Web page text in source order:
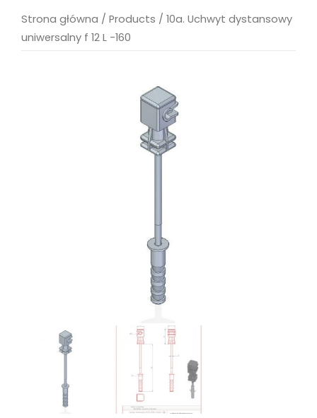
Strona główna / Products / 10a. Uchwyt dystansowy
uniwersalny f 12 L -160